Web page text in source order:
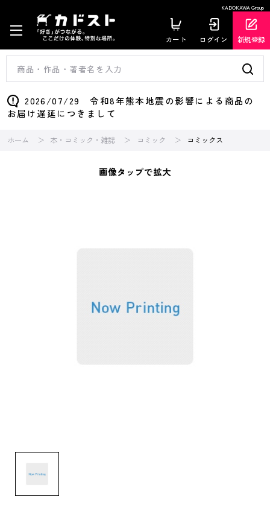
KADOKAWA Group
カート ログイン 新規登録
2026/07/29 令和8年熊本地震の影響による商品の
お届け遅延につきまして
ホーム 本・コミック・雑誌 コミック コミックス
画像タップで拡大